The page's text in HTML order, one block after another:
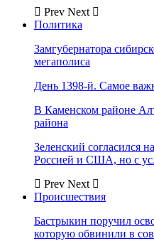
Prev Next
Политика
Замгубернатора
мегаполиса
День 1398-й. Самое
В Каменском районе
района
Зеленский согласился
Россией и США, но с
Prev Next
Происшествия
Бастрыкин поручил
которую обвинили в